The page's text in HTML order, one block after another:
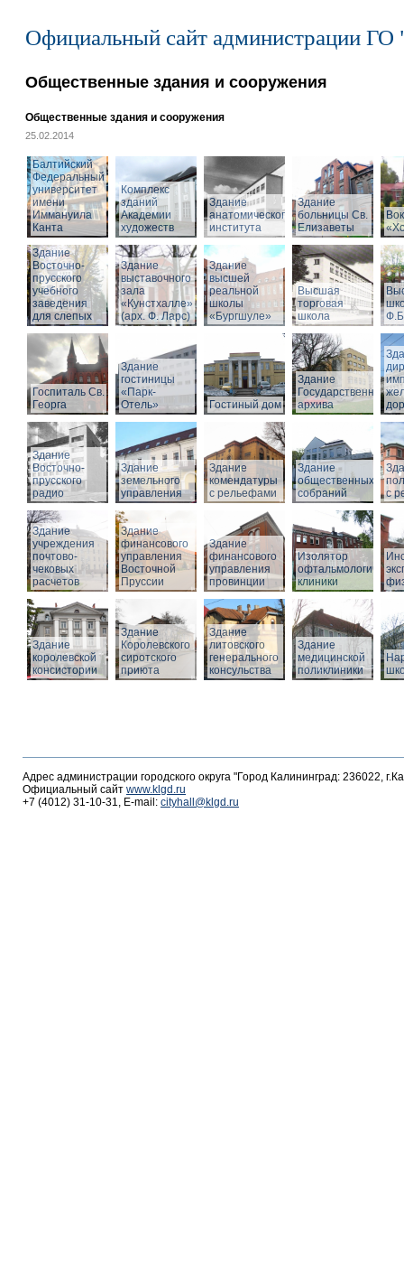
Официальный сайт администрации ГО
Общественные здания и сооружения
Общественные здания и сооружения
25.02.2014
Балтийский
Федеральный
университет
имени
Иммануила
Канта
Комплекс
зданий
Академии
художеств
Здание
анатомического
института
Здание
больницы Св.
Елизаветы
Здание
Восточно-
прусского
учебного
заведения
для слепых
Здание
выставочного
зала
«Кунстхалле»
(арх. Ф. Ларс)
Здание
высшей
реальной
школы
«Бургшуле»
Высшая
торговая
школа
Госпиталь Св.
Георга
Здание
гостиницы
«Парк-
Отель»
Гостиный дом
Здание
Государственного
архива
Здание
Восточно-
прусского
радио
Здание
земельного
управления
Здание
комендатуры
с рельефами
Здание
общественных
собраний
с
Здание
учреждения
почтово-
чековых
расчетов
Здание
финансового
управления
Восточной
Пруссии
Здание
финансового
управления
провинции
Изолятор
клиники
Здание
королевской
консистории
Здание
Королевского
сиротского
приюта
Здание
литовского
генерального
консульства
Здание
медицинской
поликлиники
Адрес администрации городского округа "Город Калининград: 236022,
Официальный сайт www.klgd.ru
+7 (4012) 31-10-31, E-mail: cityhall@klgd.ru